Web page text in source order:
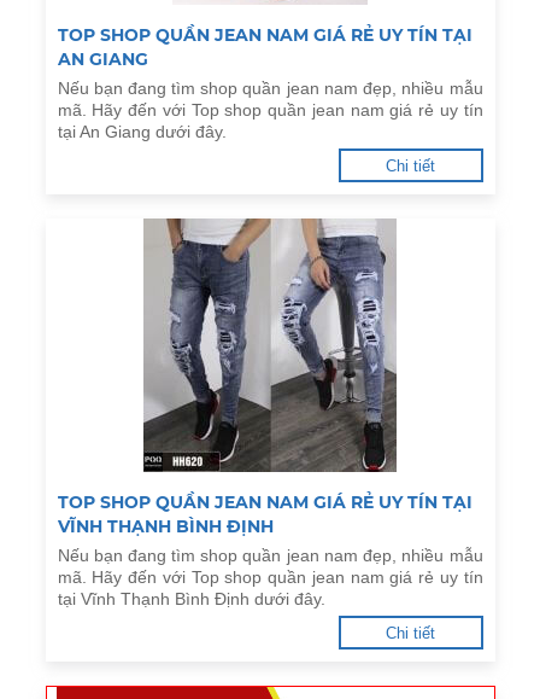
TOP SHOP QUẦN JEAN NAM GIÁ RẺ UY TÍN TẠI
AN GIANG
Nếu bạn đang tìm shop quần jean nam đẹp, nhiều mẫu
mã. Hãy đến với Top shop quần jean nam giá rẻ uy tín
tại An Giang dưới đây.
Chi tiết
TOP SHOP QUẦN JEAN NAM GIÁ RẺ UY TÍN TẠI
VĨNH THẠNH BÌNH ĐỊNH
Nếu bạn đang tìm shop quần jean nam đẹp, nhiều mẫu
mã. Hãy đến với Top shop quần jean nam giá rẻ uy tín
tại Vĩnh Thạnh Bình Định dưới đây.
Chi tiết